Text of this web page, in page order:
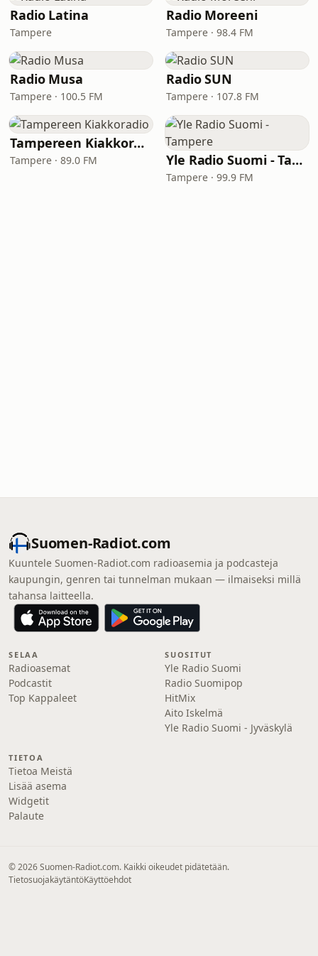
Radio Latina
Tampere
Radio Moreeni
Tampere · 98.4 FM
Radio Musa
Tampere · 100.5 FM
Radio SUN
Tampere · 107.8 FM
Tampereen Kiakkoradio
Tampere · 89.0 FM Yle Radio Suomi - Tampere
Tampere · 99.9 FM
Suomen-Radiot.com
Kuuntele Suomen-Radiot.com radioasemia ja podcasteja
kaupungin, genren tai tunnelman mukaan — ilmaiseksi millä
tahansa laitteella.
SELAA
Radioasemat
Podcastit
Top Kappaleet
SUOSITUT
Yle Radio Suomi
Radio Suomipop
HitMix
Aito Iskelmä
Yle Radio Suomi - Jyväskylä
TIETOA
Tietoa Meistä
Lisää asema
Widgetit
Palaute
© 2026 Suomen-Radiot.com. Kaikki oikeudet pidätetään.
TietosuojakäytäntöKäyttöehdot